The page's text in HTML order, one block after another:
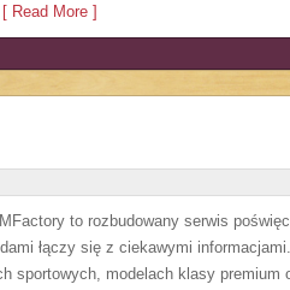
More ]
to rozbudowany serwis
łączy się z ciekawymi
sportowych, modelach klasy premium